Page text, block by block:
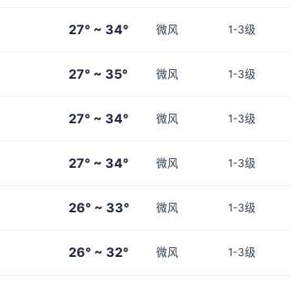
27° ~ 34° 微风 1-3级
27° ~ 35° 微风 1-3级
27° ~ 34° 微风 1-3级
27° ~ 34° 微风 1-3级
26° ~ 33° 微风 1-3级
26° ~ 32° 微风 1-3级